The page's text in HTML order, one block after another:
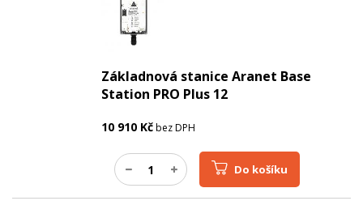
Základnová stanice Aranet Base
Station PRO Plus 12
10 910 Kčbez DPH
Do košíku